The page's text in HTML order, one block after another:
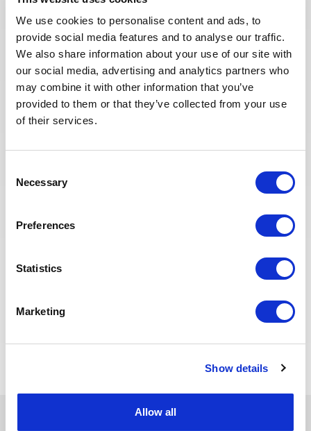
We use cookies to personalise content and ads, to
provide social media features and to analyse our traffic.
We also share information about your use of our site with
our social media, advertising and analytics partners who
may combine it with other information that you’ve
provided to them or that they’ve collected from your use
of their services.
Selection
Necessary
Preferences
Statistics
Marketing
Show details
Allow all
POSTULEZ MAINTENANT
ALGÉRIE RÉF : 10501
consultant team for an Oil and Gas project in Algeria.
POSTULEZ MAINTENANT